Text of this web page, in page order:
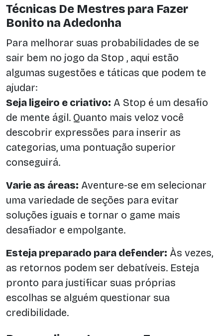
Técnicas De Mestres para Fazer
Bonito na Adedonha
Para melhorar suas probabilidades de se
sair bem no jogo da Stop , aqui estão
algumas sugestões e táticas que podem te
ajudar:
Seja ligeiro e criativo: A Stop é um desafio
de mente ágil. Quanto mais veloz você
descobrir expressões para inserir as
categorias, uma pontuação superior
conseguirá.
Varie as áreas: Aventure-se em selecionar
uma variedade de seções para evitar
soluções iguais e tornar o game mais
desafiador e empolgante.
Esteja preparado para defender: Às vezes,
as retornos podem ser debatíveis. Esteja
pronto para justificar suas próprias
escolhas se alguém questionar sua
credibilidade.